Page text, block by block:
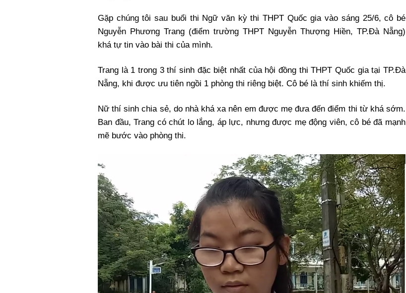
Gặp chúng tôi sau buổi thi Ngữ văn kỳ thi THPT Quốc gia vào sáng 25/6, cô bé
Nguyễn Phương Trang (điểm trường THPT Nguyễn Thượng Hiền, TP.Đà Nẵng)
khá tự tin vào bài thi của mình.
Trang là 1 trong 3 thí sinh đặc biệt nhất của hội đồng thi THPT Quốc gia tại TP.Đà
Nẵng, khi được ưu tiên ngồi 1 phòng thi riêng biệt. Cô bé là thí sinh khiếm thị.
Nữ thí sinh chia sẻ, do nhà khá xa nên em được mẹ đưa đến điểm thi từ khá sớm.
Ban đầu, Trang có chút lo lắng, áp lực, nhưng được mẹ động viên, cô bé đã mạnh
mẽ bước vào phòng thi.